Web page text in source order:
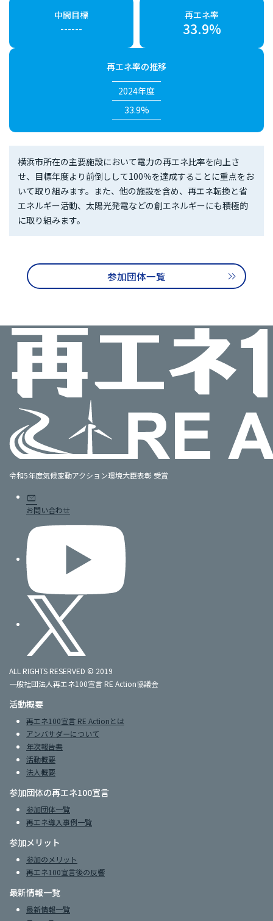
中間目標
------
再エネ率
33.9%
再エネ率の推移
2024年度
33.9%
横浜市所在の主要施設において電力の再エネ比率を向上さ
せ、目標年度より前倒しして100％を達成することに重点をお
いて取り組みます。また、他の施設を含め、再エネ転換と省
エネルギー活動、太陽光発電などの創エネルギーにも積極的
に取り組みます。
参加団体一覧
令和5年度気候変動アクション環境大臣表彰 受賞
mail
お問い合わせ
ALL RIGHTS RESERVED © 2019
一般社団法人再エネ100宣言 RE Action協議会
活動概要
再エネ100宣言 RE Actionとは
アンバサダーについて
年次報告書
活動概要
法人概要
参加団体の再エネ100宣言
参加団体一覧
再エネ導入事例一覧
参加メリット
参加のメリット
再エネ100宣言後の反響
最新情報一覧
最新情報一覧